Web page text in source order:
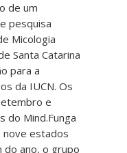
de um
pesquisa
Micologia
Santa Catarina
para a
da IUCN. Os
e
do Mind.Funga
nove estados
do ano, o grupo